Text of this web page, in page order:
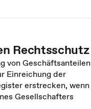
Rechtsschutz
von Geschäftsanteilen
Einreichung der
erstrecken, wenn
Gesellschafters